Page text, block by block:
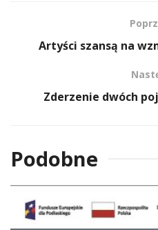
Artyści szansą na
Zderzenie dwóch
Podobne